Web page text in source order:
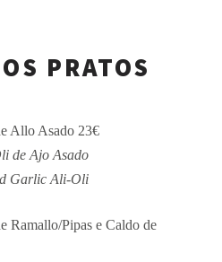
PRATOS
Allo Asado 23€
de Ajo Asado
Garlic Ali-Oli
Ramallo/Pipas e Caldo de